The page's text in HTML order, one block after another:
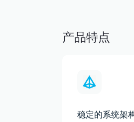
产品特点
稳定的系统架